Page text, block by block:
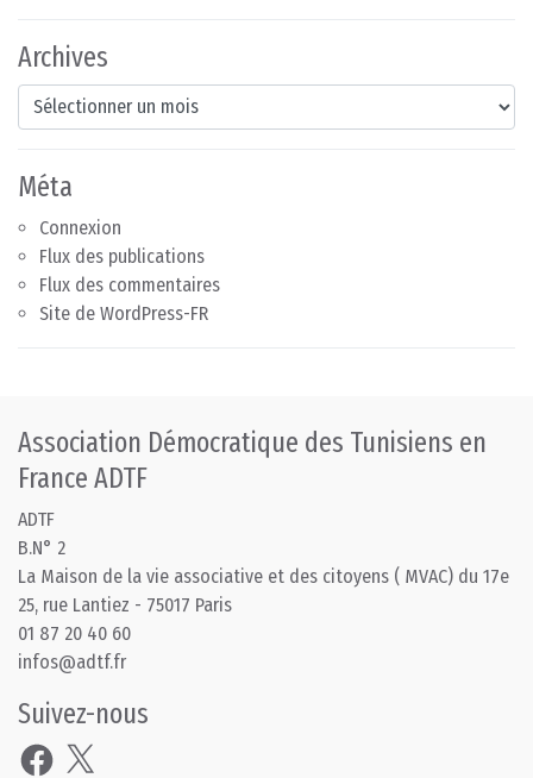
Archives
Archives
Méta
Connexion
Flux des publications
Flux des commentaires
Site de WordPress-FR
Association Démocratique des Tunisiens en
France ADTF
ADTF
B.N° 2
La Maison de la vie associative et des citoyens ( MVAC) du 17e
25, rue Lantiez - 75017 Paris
01 87 20 40 60
infos@adtf.fr
Suivez-nous
Facebook
X